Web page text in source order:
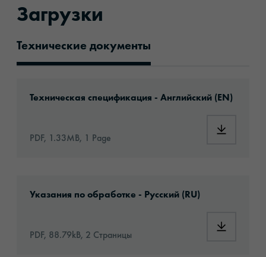
Загрузки
Технические документы
Техническая спецификация - Английский (EN)
PDF, 1.33MB, 1 Page
Указания по обработке - Русский (RU)
PDF, 88.79kB, 2 Страницы